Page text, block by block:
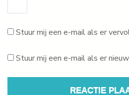
Stuur mij een e-mail als er
Stuur mij een e-mail als er